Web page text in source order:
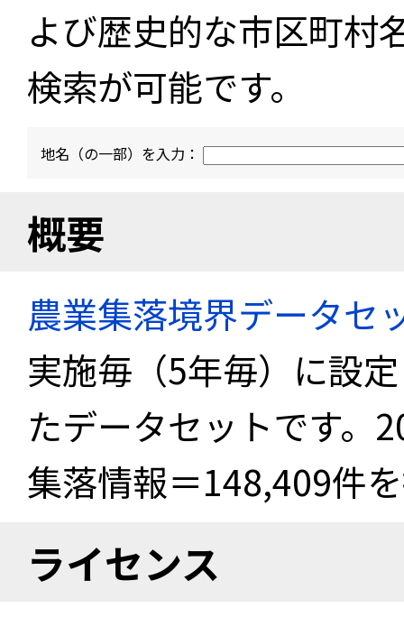
よび歴史的な市区町村
検索が可能です。
地名（の一部）を入力：
概要
農業集落境界データセ
実施毎（5年毎）に設
たデータセットです。
集落情報＝148,409件
ライセンス